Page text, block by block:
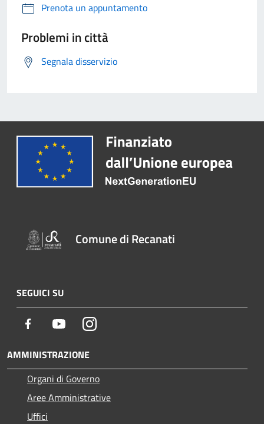
Prenota un appuntamento
Problemi in città
Segnala disservizio
Comune di Recanati
SEGUICI SU
Facebook YoutubeInstagram
AMMINISTRAZIONE
Organi di Governo
Aree Amministrative
Uffici